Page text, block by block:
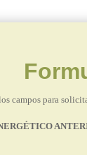
campos para